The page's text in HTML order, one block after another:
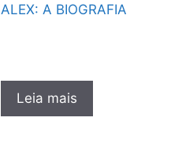
ALEX: A BIOGRAFIA
Leia mais